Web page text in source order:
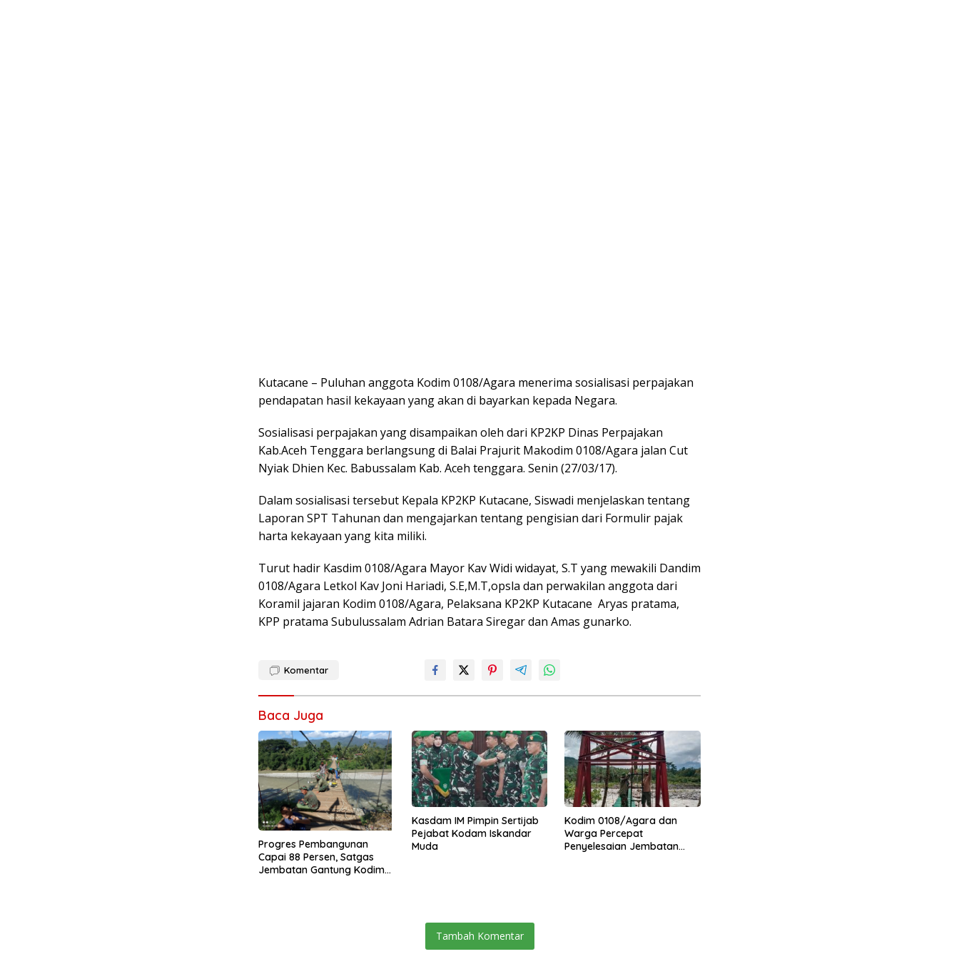
Kutacane – Puluhan anggota Kodim 0108/Agara menerima sosialisasi perpajakan
pendapatan hasil kekayaan yang akan di bayarkan kepada Negara.
Sosialisasi perpajakan yang disampaikan oleh dari KP2KP Dinas Perpajakan
Kab.Aceh Tenggara berlangsung di Balai Prajurit Makodim 0108/Agara jalan Cut
Nyiak Dhien Kec. Babussalam Kab. Aceh tenggara. Senin (27/03/17).
Dalam sosialisasi tersebut Kepala KP2KP Kutacane, Siswadi menjelaskan tentang
Laporan SPT Tahunan dan mengajarkan tentang pengisian dari Formulir pajak
harta kekayaan yang kita miliki.
Turut hadir Kasdim 0108/Agara Mayor Kav Widi widayat, S.T yang mewakili Dandim
0108/Agara Letkol Kav Joni Hariadi, S.E,M.T,opsla dan perwakilan anggota dari
Koramil jajaran Kodim 0108/Agara, Pelaksana KP2KP Kutacane Aryas pratama,
KPP pratama Subulussalam Adrian Batara Siregar dan Amas gunarko.
Komentar
Baca Juga
Progres Pembangunan
Capai 88 Persen, Satgas
Jembatan Gantung Kodim
Kasdam IM Pimpin Sertijab
Pejabat Kodam Iskandar
Muda
Kodim 0108/Agara dan
Warga Percepat
Penyelesaian Jembatan
Tambah Komentar